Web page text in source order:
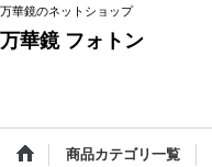
万華鏡のネットショップ
万華鏡 フォトン
商品カテゴリ一覧